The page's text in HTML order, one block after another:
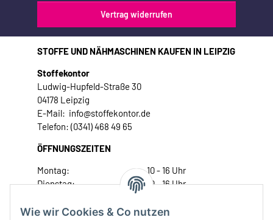
Wie wir Cookies & Co nutzen
Vertrag widerrufen
STOFFE UND NÄHMASCHINEN KAUFEN IN LEIPZIG
Stoffekontor
Ludwig-Hupfeld-Straße 30
04178 Leipzig
E-Mail: info@stoffekontor.de
Telefon: (0341) 468 49 65
ÖFFNUNGSZEITEN
Montag:
10 - 16 Uhr
Dienstag:
10 - 16 Uhr
Donnerstag:
10 - 18 Uhr